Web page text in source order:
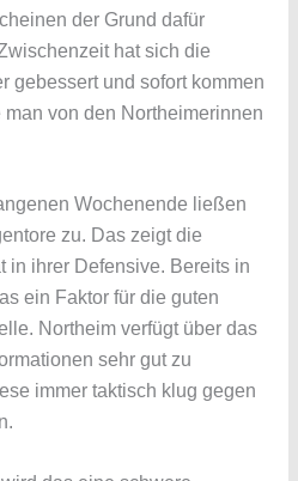
der Grund dafür
hat sich die
gebessert und sofort kommen
von den Northeimerinnen
Wochenende ließen
zu. Das zeigt die
in ihrer Defensive. Bereits in
ein Faktor für die guten
Northeim verfügt über das
sehr gut zu
immer taktisch klug gegen